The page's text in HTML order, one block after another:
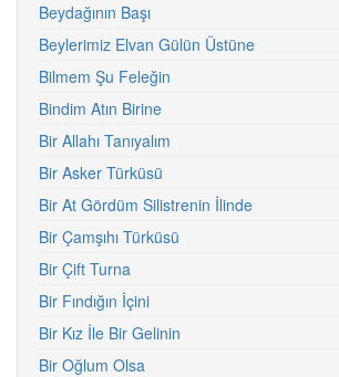
Beydağının Başı
Beylerimiz Elvan Gülün Üstüne
Bilmem Şu Feleğin
Bindim Atın Birine
Bir Allahı Tanıyalım
Bir Asker Türküsü
Bir At Gördüm Silistrenin İlinde
Bir Çamşıhı Türküsü
Bir Çift Turna
Bir Fındığın İçini
Bir Kız İle Bir Gelinin
Bir Oğlum Olsa